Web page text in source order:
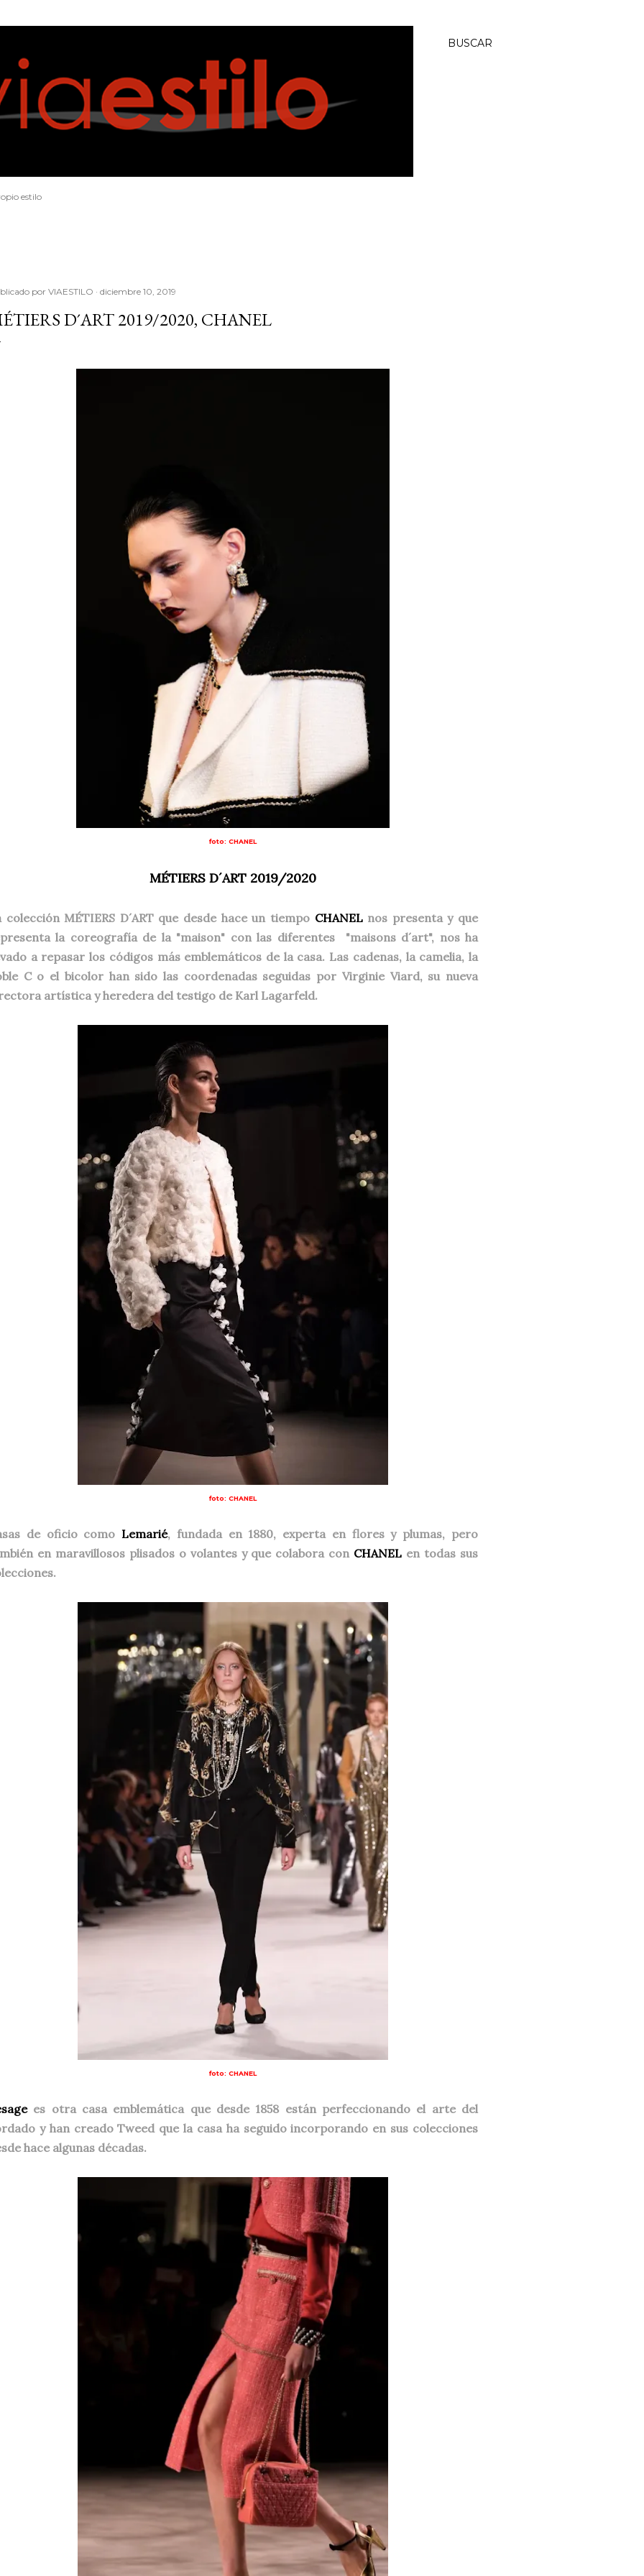
BUSCAR
estilo
porVIAESTILO diciembre 10, 2019
D´ART 2019/2020, CHANEL
foto: CHANEL
MÉTIERS D´ART 2019/2020
colección MÉTIERS D´ART que desde hace un tiempo CHANELnos presenta y que
la coreografía de la "maison" con las diferentes "maisons d´art", nos ha
a repasar los códigos más emblemáticos de la casa. Las cadenas, la camelia, la
C o el bicolor han sido las coordenadas seguidas por Virginie Viard, su nueva
artística y heredera del testigo de Karl Lagarfeld.
foto: CHANEL
de oficio como Lemarié, fundada en 1880, experta en flores y plumas, pero
en maravillosos plisados o volantes y que colabora con CHANEL en todas sus
foto: CHANEL
es otra casa emblemática que desde 1858 están perfeccionando el arte del
y han creado Tweed que la casa ha seguido incorporando en sus colecciones
hace algunas décadas.